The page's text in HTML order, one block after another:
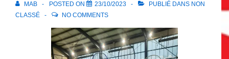
MAB POSTED ON 23/10/2023 PUBLIÉ DANS NON
CLASSÉ
NO COMMENTS